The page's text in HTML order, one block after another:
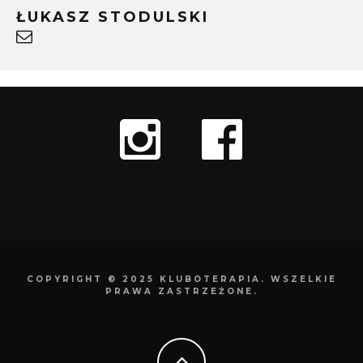
ŁUKASZ STODULSKI
COPYRIGHT © 2025 KLUBOTERAPIA. WSZELKIE
PRAWA ZASTRZEŻONE.